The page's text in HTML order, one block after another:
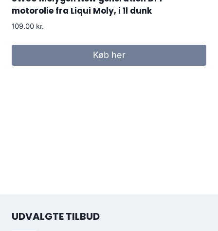
motorolie fra Liqui Moly, i 1l dunk
109.00 kr.
Køb her
UDVALGTE TILBUD